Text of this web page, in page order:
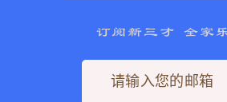
订阅新三才 全家